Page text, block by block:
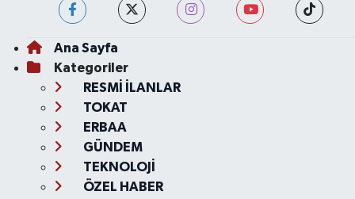
Ana Sayfa
Kategoriler
RESMİ İLANLAR
TOKAT
ERBAA
GÜNDEM
TEKNOLOJİ
ÖZEL HABER